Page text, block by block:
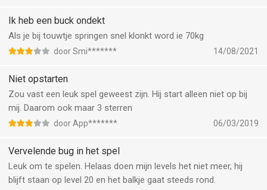
Ik heb een buck ondekt
Als je bij touwtje springen snel klonkt word ie 70kg
door Smi******* 14/08/2021
Niet opstarten
Zou vast een leuk spel geweest zijn. Hij start alleen niet op bij
mij. Daarom ook maar 3 sterren
door App******* 06/03/2019
Vervelende bug in het spel
Leuk om te spelen. Helaas doen mijn levels het niet meer, hij
blijft staan op level 20 en het balkje gaat steeds rond.